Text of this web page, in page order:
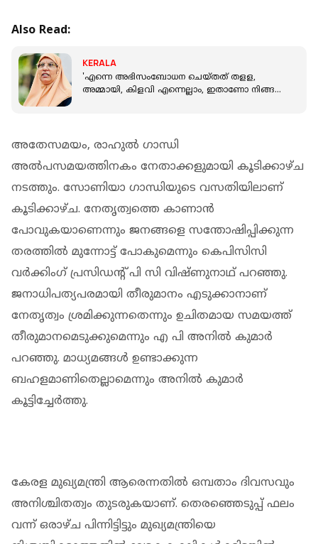
Also Read:
KERALA
'എന്നെ അഭിസംബോധന ചെയ്തത് തളള,
അമ്മായി, കിളവി എന്നെല്ലാം, ഇതാണോ നിങ്ങൾ
അതേസമയം, രാഹുൽ ഗാന്ധി
അൽപസമയത്തിനകം നേതാക്കളുമായി കൂടിക്കാഴ്ച
നടത്തും. സോണിയാ ഗാന്ധിയുടെ വസതിയിലാണ്
കൂടിക്കാഴ്ച. നേതൃത്വത്തെ കാണാന്‍
പോവുകയാണെന്നും ജനങ്ങളെ സന്തോഷിപ്പിക്കുന്ന
തരത്തില്‍ മുന്നോട്ട് പോകുമെന്നും കെപിസിസി
വർക്കിംഗ് പ്രസിഡന്റ് പി സി വിഷ്ണുനാഥ് പറഞ്ഞു.
ജനാധിപത്യപരമായി തീരുമാനം എടുക്കാനാണ്
നേതൃത്വം ശ്രമിക്കുന്നതെന്നും ഉചിതമായ സമയത്ത്
തീരുമാനമെടുക്കുമെന്നും എ പി അനിൽ കുമാർ
പറഞ്ഞു. മാധ്യമങ്ങള്‍ ഉണ്ടാക്കുന്ന
ബഹളമാണിതെല്ലാമെന്നും അനിൽ കുമാർ
കൂട്ടിച്ചേർത്തു.
കേരള മുഖ്യമന്ത്രി ആരെന്നതില്‍ ഒമ്പതാം ദിവസവും
അനിശ്ചിതത്വം തുടരുകയാണ്. തെരഞ്ഞെടുപ്പ് ഫലം
വന്ന് ഒരാഴ്ച പിന്നിട്ടിട്ടും മുഖ്യമന്ത്രിയെ